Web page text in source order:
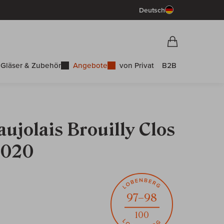
Deutsch
Gläser & Zubehör Angebote von Privat B2B
Brouilly Clos
97–98
100